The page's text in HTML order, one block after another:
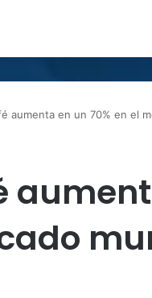
aumenta en un 70% en el